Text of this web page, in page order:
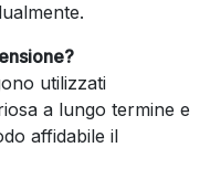
utilizzati
a lungo termine e
affidabile il